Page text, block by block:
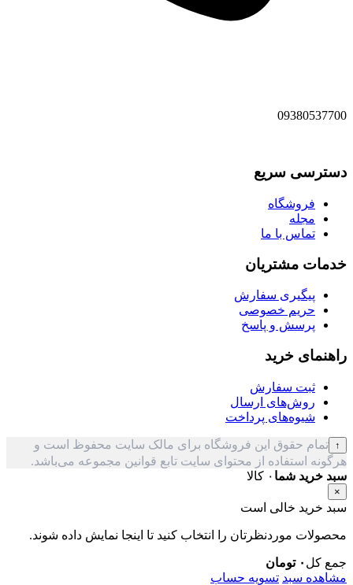
09380537700
دسترسی سریع
فروشگاه
مجله
تماس با ما
خدمات مشتریان
پیگیری سفارش
حریم خصوصی
پرسش و پاسخ
راهنمای خرید
ثبت سفارش
روش‌های ارسال
شیوه‌های پرداخت
↑ تمام حقوق این فروشگاه برای مالک سایت محفوظ است و
هرگونه استفاده از محتوای سایت تابع قوانین مجموعه می‌باشد.
سبد خرید شما ۰ کالا
×
سبد خرید خالی است
محصولات موردنظرتان را انتخاب کنید تا اینجا نمایش داده شوند.
جمع کل ۰ تومان
مشاهده سبد تسویه حساب